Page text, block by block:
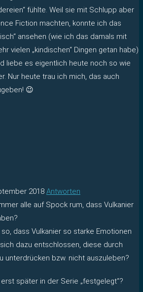
fühlte. Weil sie mit Schlupp aber
Fiction machten, konnte ich das
ansehen (wie ich das damals mit
vielen „kindischen“ Dingen getan habe)
liebe es eigentlich heute noch so wie
Nur heute trau ich mich, das auch
😉
2018 Antworten
alle auf Spock rum, dass Vulkanier
dass Vulkanier so starke Emotionen
dazu entschlossen, diese durch
unterdrücken bzw. nicht auszuleben?
später in der Serie „festgelegt“?